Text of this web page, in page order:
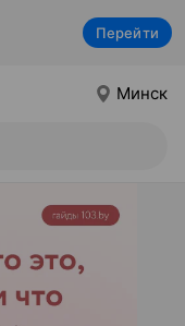
Перейти
Минск